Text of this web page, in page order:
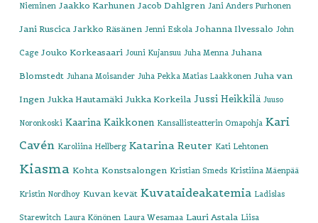
Nieminen Jaakko Karhunen Jacob Dahlgren Jani Anders Purhonen
Jani Ruscica Jarkko Räsänen Jenni Eskola Johanna Ilvessalo John
Cage Jouko Korkeasaari Jouni Kujansuu Juha Menna Juhana
Blomstedt Juhana Moisander Juha Pekka Matias Laakkonen Juha van
Ingen Jukka Hautamäki Jukka Korkeila Jussi Heikkilä Juuso
Noronkoski Kaarina Kaikkonen Kansallisteatterin Omapohja Kari
Cavén Karoliina Hellberg Katarina Reuter Kati Lehtonen
Kiasma Kohta Konstsalongen Kristian Smeds Kristiina Mäenpää
Kristin Nordhoy Kuvan kevät Kuvataideakatemia Ladislas
Starewitch Laura Könönen Laura Wesamaa Lauri Astala Liisa